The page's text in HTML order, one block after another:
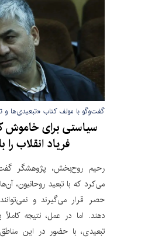
گفت‌وگو با مولف کتاب «تبعیدی‌ها و
سیاستی برای خاموش
فریاد انقلاب را
رحیم روح‌بخش، پژوهشگر
می‌کرد که با تبعید روحانیون،
حصر قرار می‌گیرند و
دهند. اما در عمل، نتیجه
تبعیدی، با حضور در این